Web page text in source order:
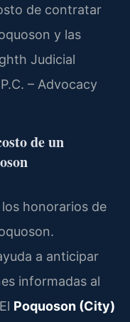
de contratar
y las
Judicial
– Advocacy
de un
honorarios de
a anticipar
informadas al
Poquoson (City)